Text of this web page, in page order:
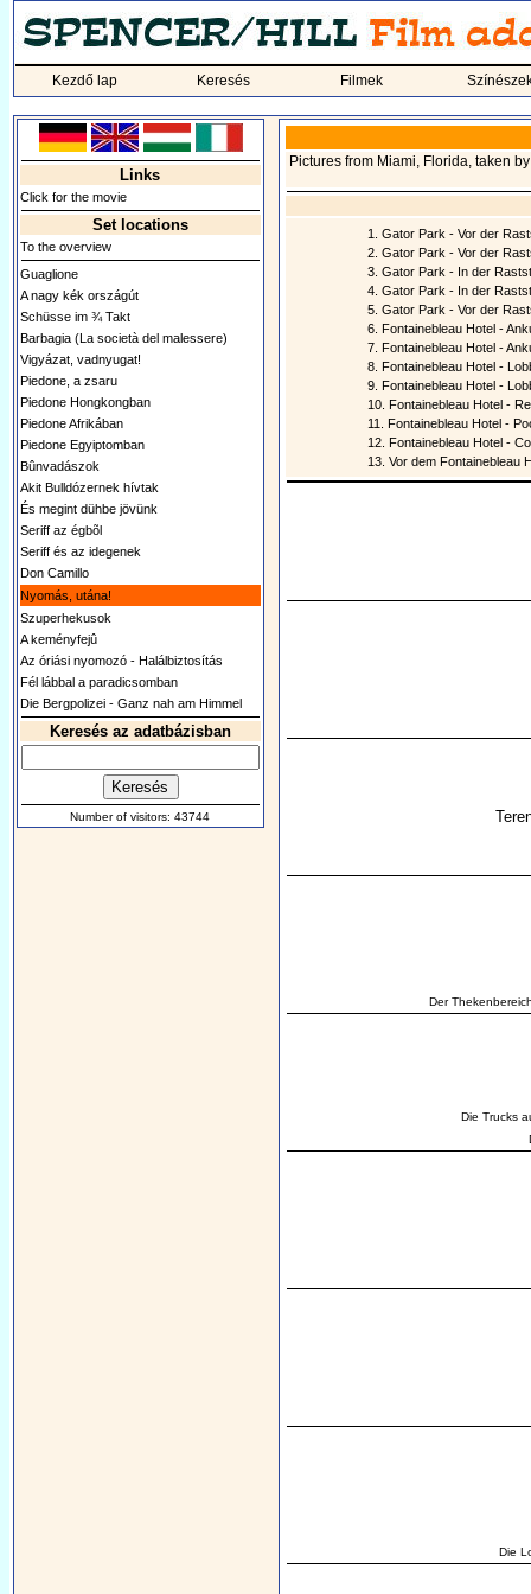
Kezdő lap Keresés Filmek
Links
Click for the movie
Set locations
To the overview
Guaglione
A nagy kék országút
Schüsse im ¾ Takt
Barbagia (La società del malessere)
Vigyázat, vadnyugat!
Piedone, a zsaru
Piedone Hongkongban
Piedone Afrikában
Piedone Egyiptomban
Bûnvadászok
Akit Bulldózernek hívtak
És megint dühbe jövünk
Seriff az égbõl
Seriff és az idegenek
Don Camillo
Nyomás, utána!
Szuperhekusok
A keményfejû
Az óriási nyomozó - Halálbiztosítás
Fél lábbal a paradicsomban
Die Bergpolizei - Ganz nah am Himmel
Keresés az adatbázisban
Number of visitors: 43744
Pictures from Miami, Florida, taken
1. Gator Park - Vor der
2. Gator Park - Vor der
3. Gator Park - In der
4. Gator Park - In der
5. Gator Park - Vor der
6. Fontainebleau Hotel -
7. Fontainebleau Hotel -
8. Fontainebleau Hotel -
9. Fontainebleau Hotel -
10. Fontainebleau Hotel -
11. Fontainebleau Hotel -
12. Fontainebleau Hotel -
13. Vor dem Fontainebleau
Der
Die Trucks
Die